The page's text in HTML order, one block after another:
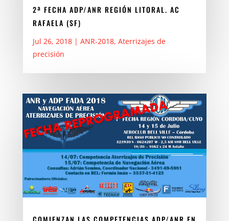
2ª FECHA ADP/ANR REGIÓN LITORAL. AC
RAFAELA (SF)
Jul 26, 2018| ANR-2018, Aterrizajes de
precisión